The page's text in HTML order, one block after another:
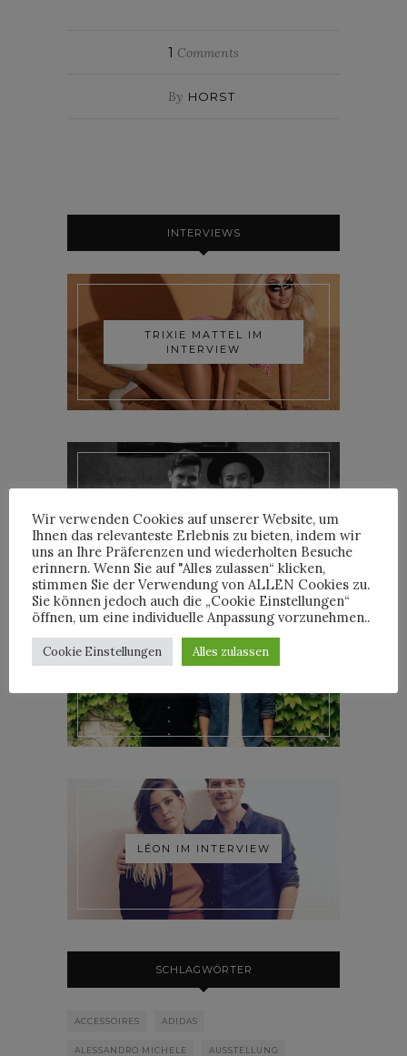
1 Comments
By HORST
INTERVIEWS
TRIXIE MATTEL IM
INTERVIEW
WOODKID IM INTERVIEW
LÉON IM INTERVIEW
SCHLAGWÖRTER
ACCESSOIRES ADIDAS
ALESSANDRO MICHELE AUSSTELLUNG
Wir verwenden Cookies auf unserer Website, um
Ihnen das relevanteste Erlebnis zu bieten, indem wir
uns an Ihre Präferenzen und wiederholten Besuche
erinnern. Wenn Sie auf "Alles zulassen“ klicken,
stimmen Sie der Verwendung von ALLEN Cookies zu.
Sie können jedoch auch die „Cookie Einstellungen“
öffnen, um eine individuelle Anpassung vorzunehmen..
Cookie Einstellungen Alles zulassen